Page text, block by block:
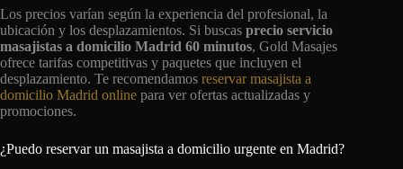
Los precios varían según la experiencia del profesional, la
ubicación y los desplazamientos. Si buscas precio servicio
masajistas a domicilio Madrid 60 minutos, Gold Masajes
ofrece tarifas competitivas y paquetes que incluyen el
desplazamiento. Te recomendamos reservar masajista a
domicilio Madrid online para ver ofertas actualizadas y
promociones.
¿Puedo reservar un masajista a domicilio urgente en Madrid?